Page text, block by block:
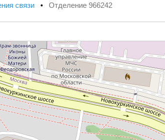
связи • Отделение 966242